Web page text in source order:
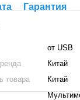
Гарантия
от USB
Китай
товара
Китай